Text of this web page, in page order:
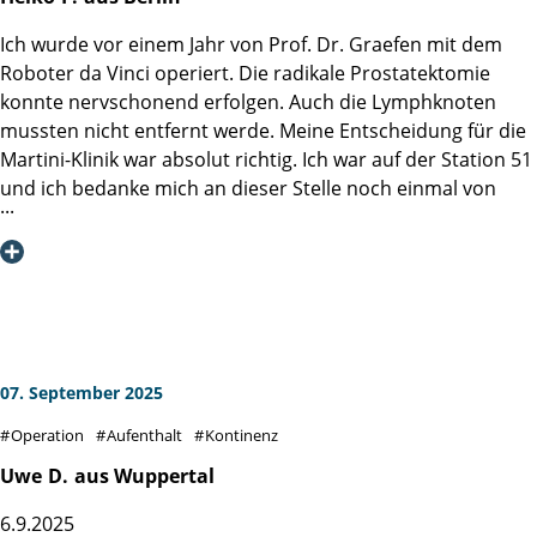
Aufgrund meiner Vorerkrankungen wurden besonders
aufmerksam meine Blutwerte, Sauerstoff kontrolliert und
immer wieder Ultraschall durchgeführt. Dank der
hervorragenden Behandlung konnte ich am 12. April 2026
die Klinik ohne Inkontinenzprobleme verlassen, wofür ich
Prof. Dr. Salomon und seinem Team von Herzen dankbar
behandelt worden.
Ich wurde vor einem Jahr von Prof. Dr. Graefen mit dem
Roboter da Vinci operiert. Die radikale Prostatektomie
konnte nervschonend erfolgen. Auch die Lymphknoten
mussten nicht entfernt werde. Meine Entscheidung für die
Martini-Klinik war absolut richtig. Ich war auf der Station 51
und ich bedanke mich an dieser Stelle noch einmal von
ganzem Herzen bei Herrn Prof. Dr. Graefen, der trotz
seines sicher vollen Terminkalenders jeden Tag für mich
usw. waren hervorragend. Dieses Bild zeigen ja auch sehr
Ich möchte kurz von meinen Erfahrungen im
07. September 2025
Operation Aufenthalt Kontinenz
Uwe D. aus Wuppertal
6.9.2025